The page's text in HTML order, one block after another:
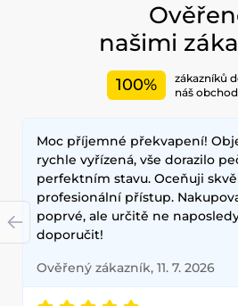
našimi
100%
zákazníků
náš obchod
Moc příjemné překvapení!
rychle vyřízená, vše dorazilo
perfektním stavu. Oceňuji
profesionální přístup.
poprvé, ale určitě ne
doporučit!
Ověřený zákazník, 11. 7. 2026